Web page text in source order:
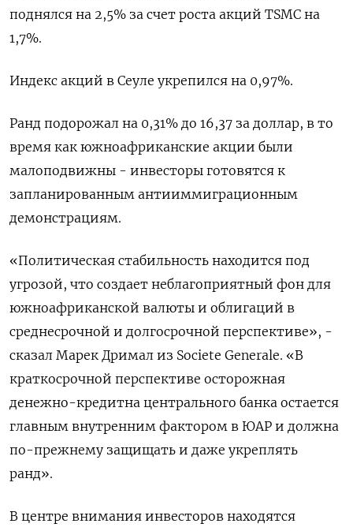
поднялся на 2,5% за счет роста акций TSMC на
1,7%.
Индекс акций ​в Сеуле укрепился на 0,97%.
Ранд подорожал на 0,31% до 16,37 ‌за доллар, в то
время как южноафриканские акции были
малоподвижны - инвесторы готовятся ​к
запланированным антииммиграционным
демонстрациям.
«Политическая стабильность находится под
угрозой, что создает неблагоприятный фон для
‌южноафриканской валюты и облигаций в
среднесрочной и долгосрочной перспективе», -
сказал Марек Дримал из Societe Generale. «В
краткосрочной перспективе осторожная
денежно-кредитна центрального банка остается ​
главным внутренним фактором ​в ЮАР и должна
‌по-прежнему защищать и даже укреплять
ранд».
В центре внимания инвесторов находятся